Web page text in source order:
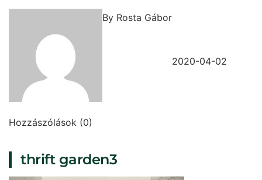
By Rosta Gábor
2020-04-02
Hozzászólások (0)
thrift garden3